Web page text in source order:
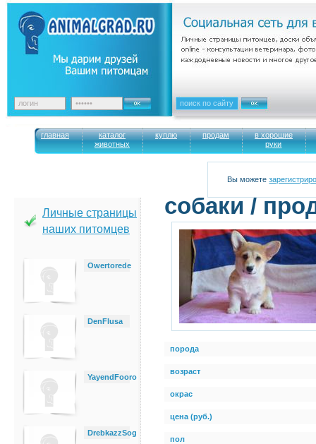
главная
каталог
животных
куплю продам
в хорошие
руки
Вы можете
Личные страницы
наших питомцев
Owertorede
DenFlusa
YayendFooro
DrebkazzSog
cобаки /
порода
возраст
окрас
цена (руб.)
пол